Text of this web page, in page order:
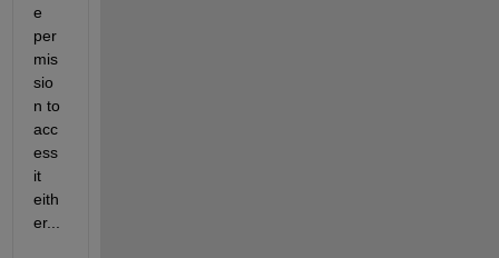
e
per
mis
sio
n to
acc
ess
it
eith
er...